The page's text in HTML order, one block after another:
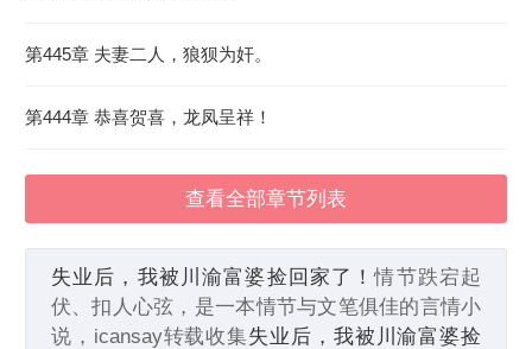
第445章 夫妻二人，狼狈为奸。
第444章 恭喜贺喜，龙凤呈祥！
查看全部章节列表
失业后，我被川渝富婆捡回家了！情节跌宕起
伏、扣人心弦，是一本情节与文笔俱佳的言情小
说，icansay转载收集失业后，我被川渝富婆捡